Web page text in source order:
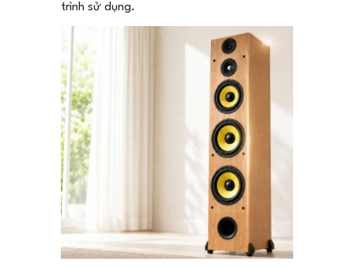
trình sử dụng.